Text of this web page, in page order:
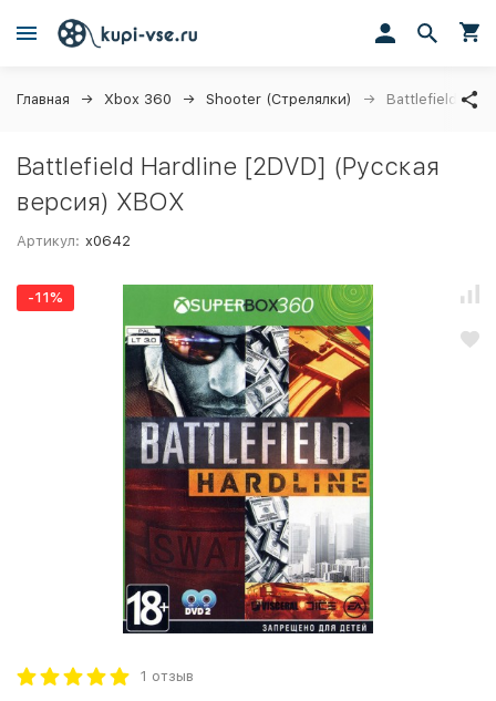
Главная Xbox 360 Shooter (Стрелялки) Battlefield
Battlefield Hardline [2DVD] (Русская
версия) XBOX
Артикул: x0642
-11%
1 отзыв